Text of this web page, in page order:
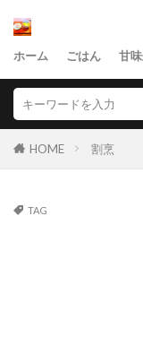
ホーム ごはん 甘
HOME 割烹
TAG